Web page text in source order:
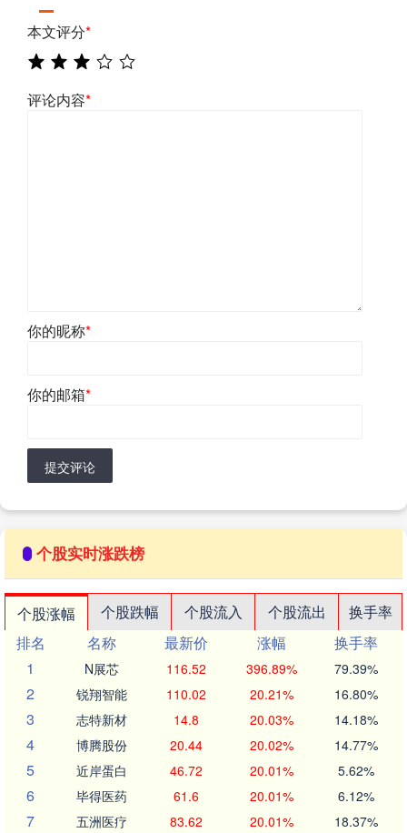
本文评分*
评论内容*
你的昵称*
你的邮箱*
提交评论
个股实时涨跌榜
个股涨幅 个股跌幅 个股流入 个股流出
换手率
排名
名称 最新价 涨幅
换手率
1
N展芯 116.52 396.89% 79.39%
2 锐翔智能 110.02 20.21% 16.80%
3 志特新材 14.8 20.03% 14.18%
4 博腾股份 20.44 20.02% 14.77%
5 近岸蛋白 46.72 20.01% 5.62%
6 毕得医药 61.6 20.01% 6.12%
7 五洲医疗 83.62 20.01% 18.37%